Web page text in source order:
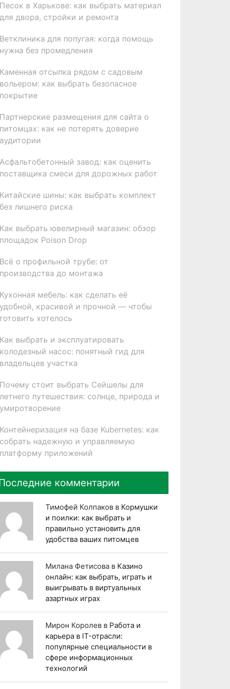
Песок в Харькове: как выбрать материал
для двора, стройки и ремонта
Ветклиника для попугая: когда помощь
нужна без промедления
Каменная отсыпка рядом с садовым
вольером: как выбрать безопасное
покрытие
Партнерские размещения для сайта о
питомцах: как не потерять доверие
аудитории
Асфальтобетонный завод: как оценить
поставщика смеси для дорожных работ
Китайские шины: как выбрать комплект
без лишнего риска
Как выбрать ювелирный магазин: обзор
площадок Poison Drop
Всё о профильной трубе: от
производства до монтажа
Кухонная мебель: как сделать её
удобной, красивой и прочной — чтобы
готовить хотелось
Как выбрать и эксплуатировать
колодезный насос: понятный гид для
владельцев участка
Почему стоит выбрать Сейшелы для
летнего путешествия: солнце, природа и
умиротворение
Контейнеризация на базе Kubernetes: как
собрать надежную и управляемую
платформу приложений
комментарии
Тимофей Колпаков в Кормушки
и поилки: как выбрать и
правильно установить для
удобства ваших питомцев
Милана Фетисова в Казино
онлайн: как выбрать, играть и
выигрывать в виртуальных
азартных играх
Мирон Королев в Работа и
карьера в IT-отрасли:
популярные специальности в
сфере информационных
технологий